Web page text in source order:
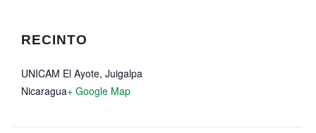
RECINTO
UNICAM El Ayote, Juigalpa
Nicaragua+ Google Map